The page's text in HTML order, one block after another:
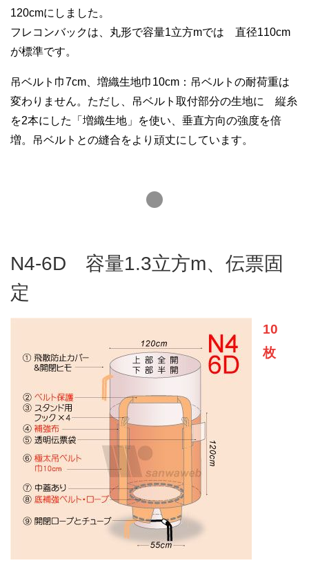
120cmにしました。
フレコンバックは、丸形で容量1立方mでは 直径110cm
が標準です。
吊ベルト巾7cm、増織生地巾10cm：吊ベルトの耐荷重は
変わりません。ただし、吊ベルト取付部分の生地に 縦糸
を2本にした「増織生地」を使い、垂直方向の強度を倍
増。吊ベルトとの縫合をより頑丈にしています。
N4-6D 容量1.3立方m、伝票固
定
10
枚